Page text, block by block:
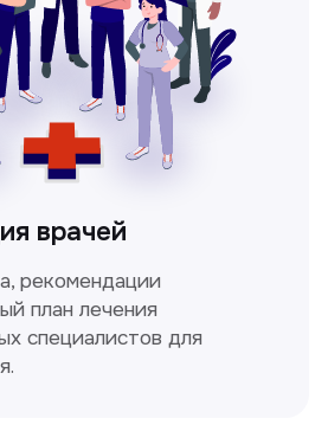
диагностики,
детальные
органов и тканей.